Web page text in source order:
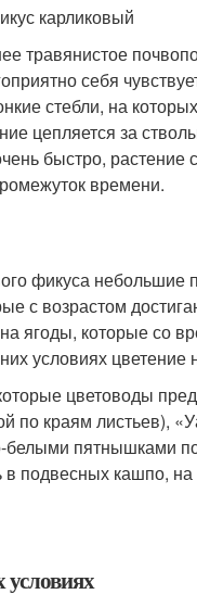
травянистое
себя
стебли, на
цепляется за
быстро,
времени.
фикуса небольшие
с возрастом
ягоды, которые со
условиях цветение
цветоводы
по краям листьев),
пятнышками
подвесных кашпо,